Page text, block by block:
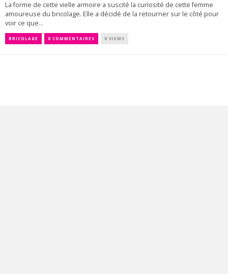
La forme de cette vielle armoire a suscité la curiosité de cette femme
amoureuse du bricolage. Elle a décidé de la retourner sur le côté pour
voir ce que...
BRICOLAGE 0 COMMENTAIRES 0 VIEWS